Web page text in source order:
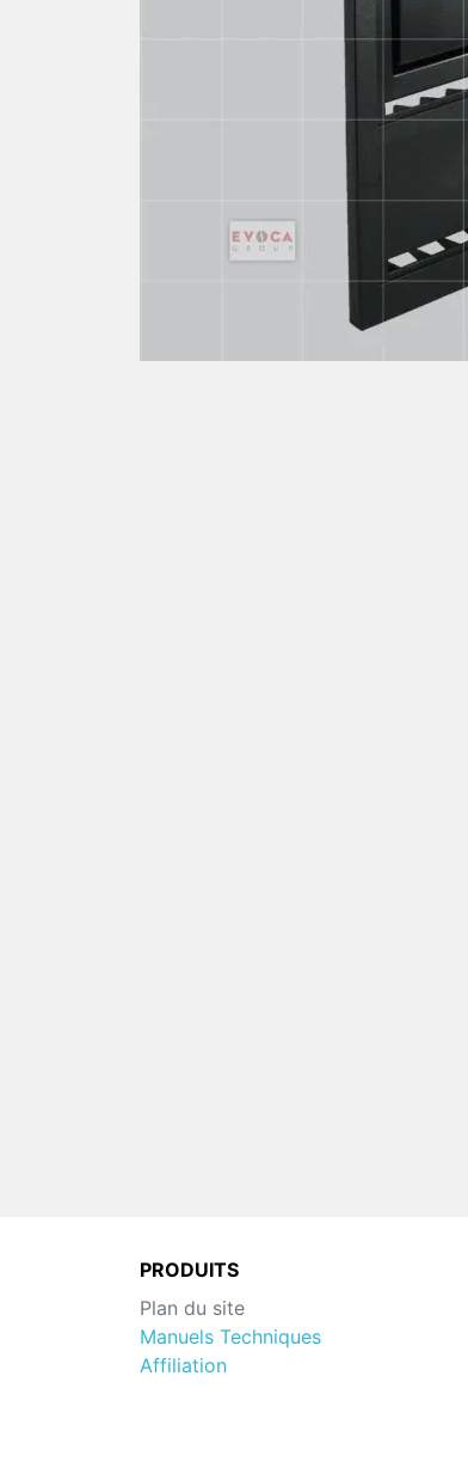
PRODUITS
Plan du site
Manuels Techniques
Affiliation